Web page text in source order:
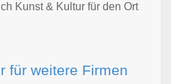
Kunst & Kultur für den Ort
für weitere Firmen